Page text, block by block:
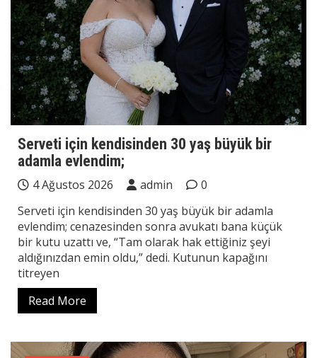
Serveti için kendisinden 30 yaş büyük bir
adamla evlendim;
4 Ağustos 2026 admin
0
Serveti için kendisinden 30 yaş büyük bir adamla
evlendim; cenazesinden sonra avukatı bana küçük
bir kutu uzattı ve, “Tam olarak hak ettiğiniz şeyi
aldığınızdan emin oldu,” dedi. Kutunun kapağını
titreyen
Read More